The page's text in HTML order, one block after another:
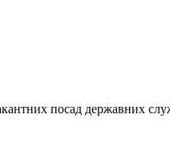
посад державних